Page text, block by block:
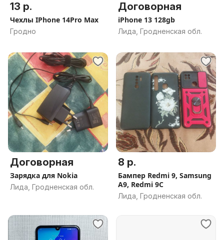
13 р.
Чехлы IPhone 14Pro Max
Гродно
Договорная
iPhone 13 128gb
Лида, Гродненская обл.
Договорная
Зарядка для Nokia
Лида, Гродненская обл.
8 р.
Бампер Redmi 9, Samsung
A9, Redmi 9C
Лида, Гродненская обл.